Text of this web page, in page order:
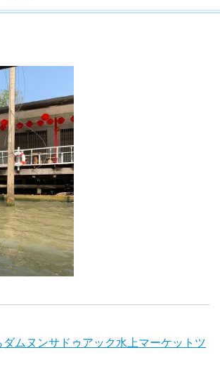
ムヌンサドゥアック水上マーケットツ